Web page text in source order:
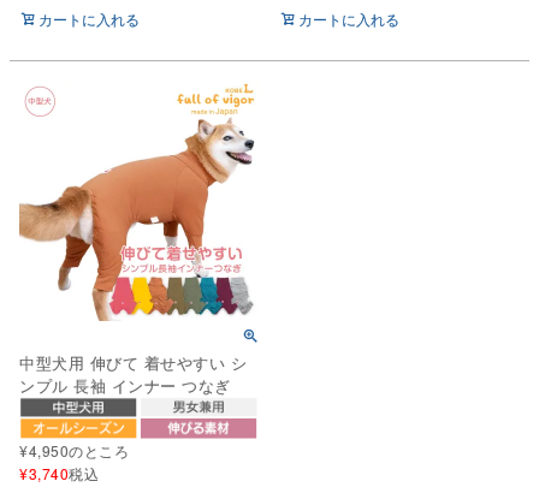
カートに入れる
カートに入れる
中型犬用 伸びて 着せやすい シ
ンプル 長袖 インナー つなぎ
¥4,950のところ
¥3,740税込